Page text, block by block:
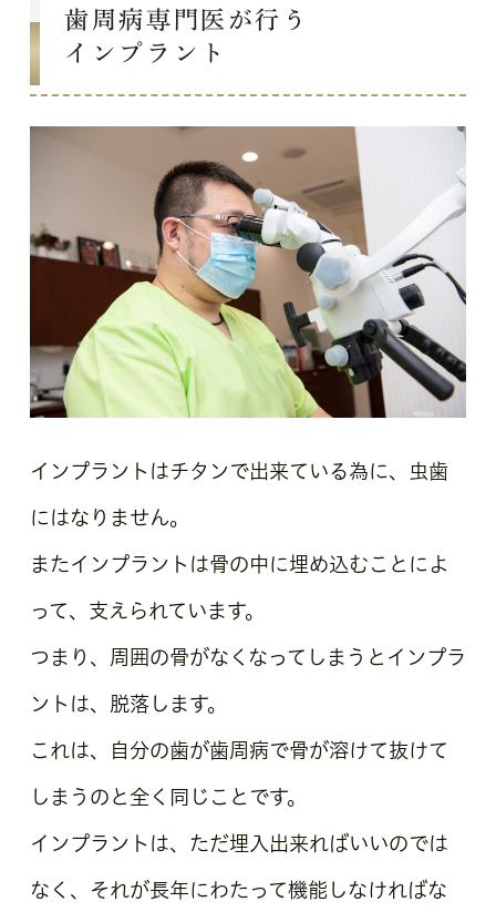
歯周病専門医が行う
インプラント
インプラントはチタンで出来ている為に、虫歯
にはなりません。
またインプラントは骨の中に埋め込むことによ
って、支えられています。
つまり、周囲の骨がなくなってしまうとインプラ
ントは、脱落します。
これは、自分の歯が歯周病で骨が溶けて抜けて
しまうのと全く同じことです。
インプラントは、ただ埋入出来ればいいのでは
なく、それが長年にわたって機能しなければな